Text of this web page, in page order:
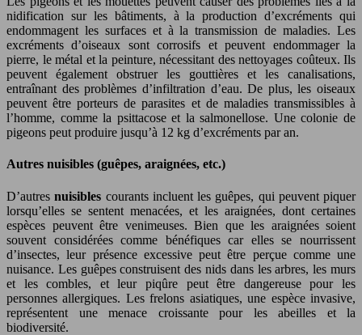
nidification sur les bâtiments, à la production d’excréments qui
endommagent les surfaces et à la transmission de maladies. Les
excréments d’oiseaux sont corrosifs et peuvent endommager la
pierre, le métal et la peinture, nécessitant des nettoyages coûteux. Ils
peuvent également obstruer les gouttières et les canalisations,
entraînant des problèmes d’infiltration d’eau. De plus, les oiseaux
peuvent être porteurs de parasites et de maladies transmissibles à
l’homme, comme la psittacose et la salmonellose. Une colonie de
pigeons peut produire jusqu’à 12 kg d’excréments par an.
Autres nuisibles (guêpes, araignées, etc.)
D’autresnuisibles courants incluent les guêpes, qui peuvent piquer
lorsqu’elles se sentent menacées, et les araignées, dont certaines
espèces peuvent être venimeuses. Bien que les araignées soient
souvent considérées comme bénéfiques car elles se nourrissent
d’insectes, leur présence excessive peut être perçue comme une
nuisance. Les guêpes construisent des nids dans les arbres, les murs
et les combles, et leur piqûre peut être dangereuse pour les
personnes allergiques. Les frelons asiatiques, une espèce invasive,
représentent une menace croissante pour les abeilles et la
biodiversité.